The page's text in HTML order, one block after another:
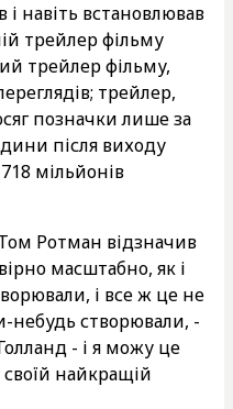
навіть встановлював
трейлер фільму
трейлер фільму,
трейлер,
позначки лише за
після виходу
мільйонів
Ротман відзначив
масштабно, як і
і все ж це не
створювали, -
- і я можу це
найкращій